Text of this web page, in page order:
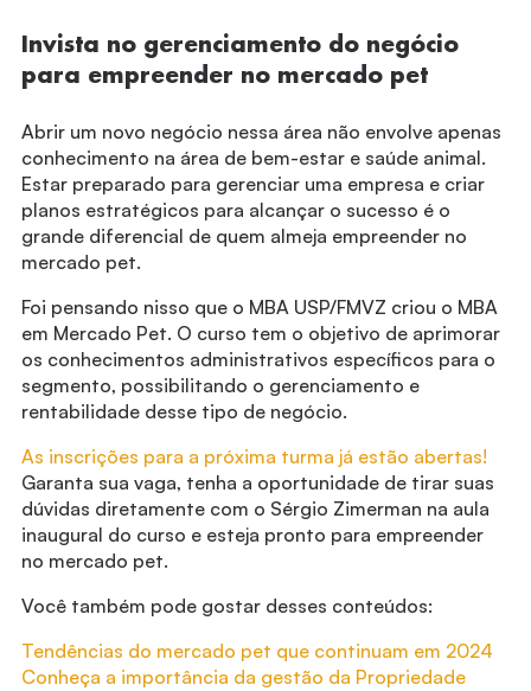
Invista no gerenciamento do negócio
para empreender no mercado pet
Abrir um novo negócio nessa área não envolve apenas
conhecimento na área de bem-estar e saúde animal.
Estar preparado para gerenciar uma empresa e criar
planos estratégicos para alcançar o sucesso é o
grande diferencial de quem almeja empreender no
mercado pet.
Foi pensando nisso que o MBA USP/FMVZ criou o MBA
em Mercado Pet. O curso tem o objetivo de aprimorar
os conhecimentos administrativos específicos para o
segmento, possibilitando o gerenciamento e
rentabilidade desse tipo de negócio.
As inscrições para a próxima turma já estão abertas!
Garanta sua vaga, tenha a oportunidade de tirar suas
dúvidas diretamente com o Sérgio Zimerman na aula
inaugural do curso e esteja pronto para empreender
no mercado pet.
Você também pode gostar desses conteúdos:
Tendências do mercado pet que continuam em 2024
Conheça a importância da gestão da Propriedade